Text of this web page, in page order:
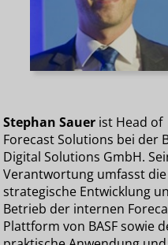
Stephan Sauer ist Head of
Forecast Solutions bei der
Digital Solutions GmbH.
Verantwortung umfasst die
strategische Entwicklung
Betrieb der internen
Plattform von BASF sowie